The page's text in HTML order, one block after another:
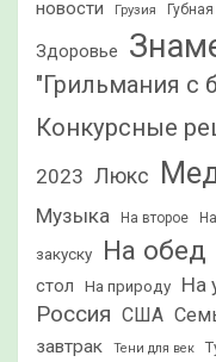
новости
Грузия
Здоровье
"Грильмания с
Конкурсные
2023 Люкс
Музыка На второе
закуску На обед
стол
На природу На
Россия США
завтрак
Тени для век